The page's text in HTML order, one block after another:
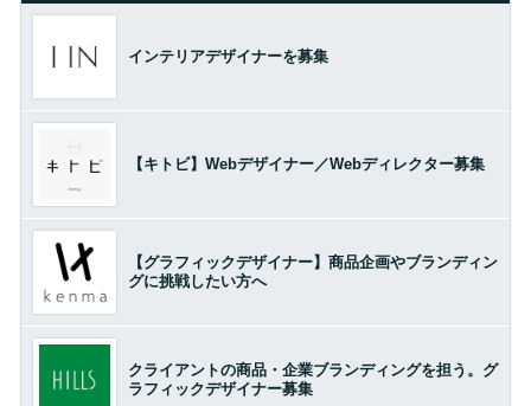
インテリアデザイナーを募集
【キトビ】Webデザイナー／Webディレクター募集
【グラフィックデザイナー】商品企画やブランディン
グに挑戦したい方へ
クライアントの商品・企業ブランディングを担う。グ
ラフィックデザイナー募集